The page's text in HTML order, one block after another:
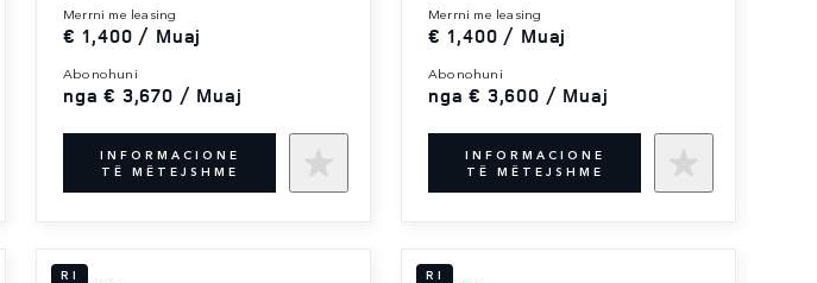
merrni me leasing
€ 1,400 / Muaj
abonohuni
nga € 3,670 / Muaj
INFORMACIONE
TË MËTEJSHME
merrni me leasing
€ 1,400 / Muaj
abonohuni
nga € 3,600 / Muaj
INFORMACIONE
TË MËTEJSHME
RI RI